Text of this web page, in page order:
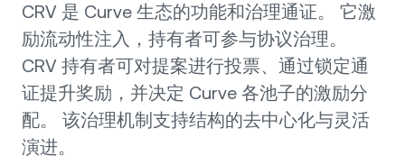
CRV 是 Curve 生态的功能和治理通证。 它激
励流动性注入，持有者可参与协议治理。
CRV 持有者可对提案进行投票、通过锁定通
证提升奖励，并决定 Curve 各池子的激励分
配。 该治理机制支持结构的去中心化与灵活
演进。